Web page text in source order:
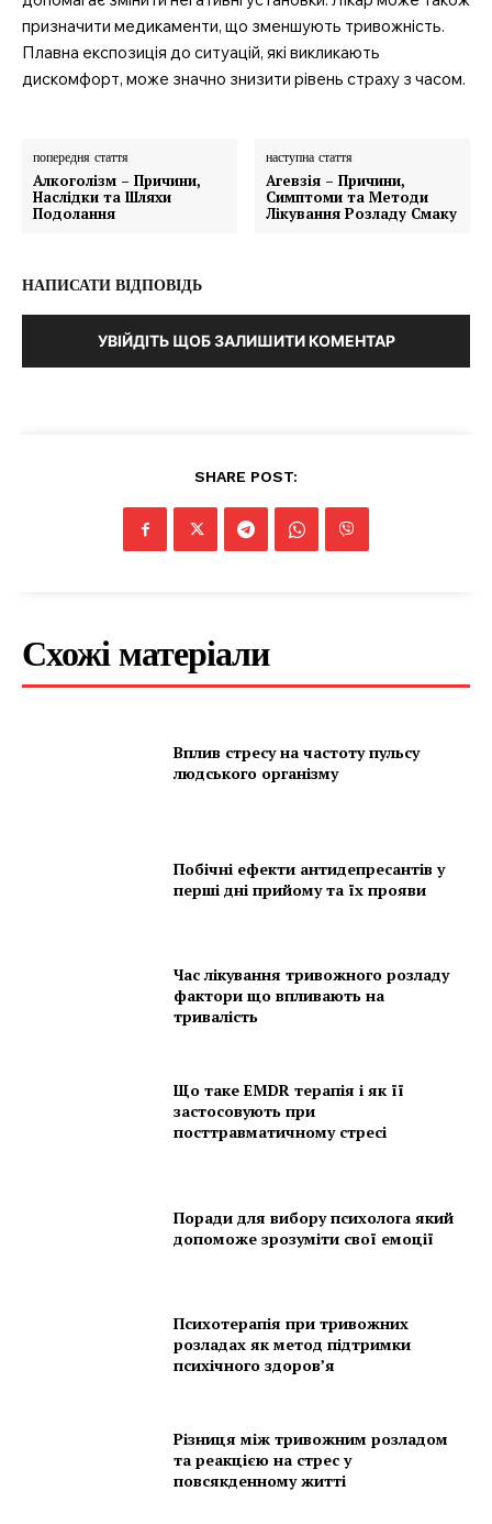
призначити медикаменти, що зменшують тривожність.
Плавна експозиція до ситуацій, які викликають
дискомфорт, може значно знизити рівень страху з часом.
попередня стаття
Алкоголізм – Причини,
Наслідки та Шляхи
Подолання
наступна стаття
Агевзія – Причини,
Симптоми та Методи
Лікування Розладу Смаку
НАПИСАТИ ВІДПОВІДЬ
УВІЙДІТЬ ЩОБ ЗАЛИШИТИ КОМЕНТАР
SHARE POST:
Схожі матеріали
Вплив стресу на частоту пульсу
людського організму
Побічні ефекти антидепресантів у
перші дні прийому та їх прояви
Час лікування тривожного розладу
фактори що впливають на
тривалість
Що таке EMDR терапія і як її
застосовують при
посттравматичному стресі
Поради для вибору психолога який
допоможе зрозуміти свої емоції
Психотерапія при тривожних
розладах як метод підтримки
психічного здоров’я
Різниця між тривожним розладом
та реакцією на стрес у
повсякденному житті